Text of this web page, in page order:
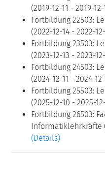
(2019-12-11 - 2019-12-
Fortbildung 22503:
(2022-12-14 - 2022-
Fortbildung 23503:
(2023-12-13 - 2023-
Fortbildung 24503:
(2024-12-11 - 2024-
Fortbildung 25503:
(2025-12-10 - 2025-
Fortbildung 26503:
Informatiklehrkräfte
(Details)